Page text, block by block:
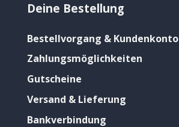
Deine Bestellung
Bestellvorgang & Kundenkonto
Zahlungsmöglichkeiten
Gutscheine
Versand & Lieferung
Bankverbindung